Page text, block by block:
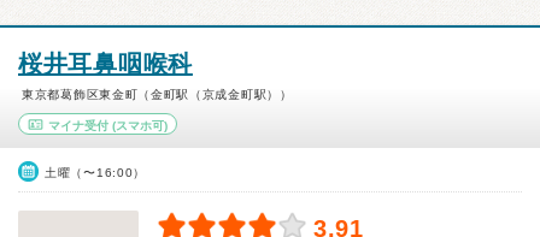
桜井耳鼻咽喉科
東京都葛飾区東金町（金町駅（京成金町駅））
マイナ受付 (スマホ可)
土曜（〜16:00）
3.91